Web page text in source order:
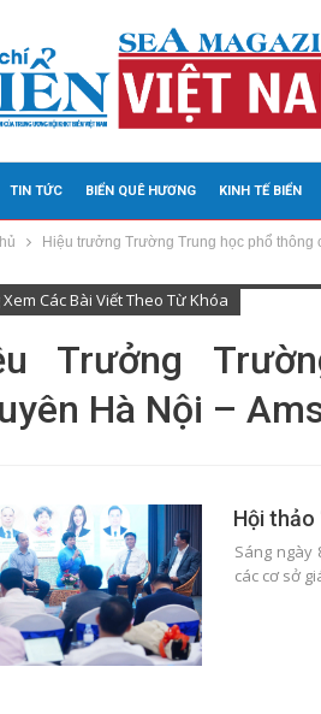
TIN TỨC BIỂN QUÊ HƯƠNG KINH TẾ BIỂN
Hiệu trưởng Trường Trung học phổ thông
Các Bài Viết Theo Từ Khóa
Trưởng
Hà Nội –
Hội thảo
Sáng ngày
các cơ sở